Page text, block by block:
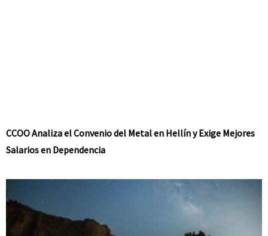
CCOO Analiza el Convenio del Metal en Hellín y Exige Mejores
Salarios en Dependencia